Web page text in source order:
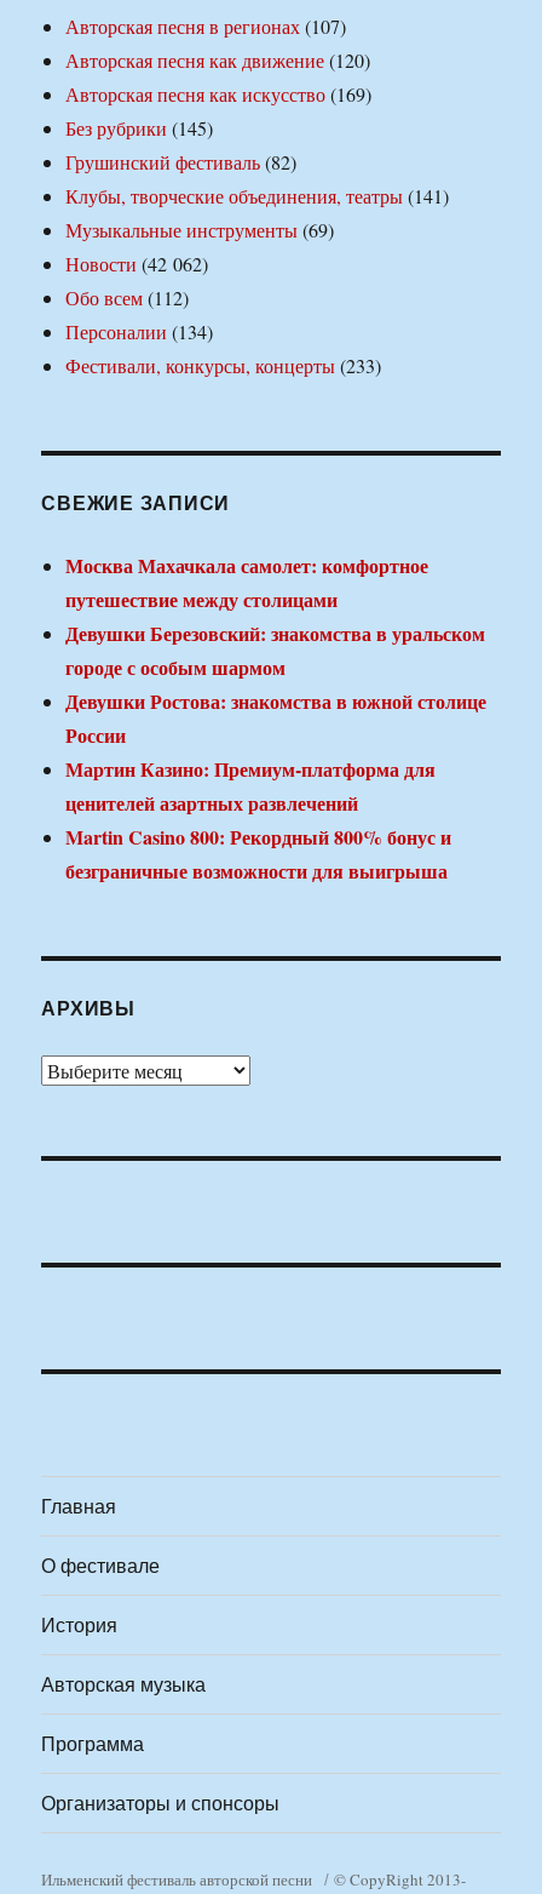
Авторская песня в регионах(107)
Авторская песня как движение(120)
Авторская песня как искусство(169)
Без рубрики (145)
Грушинский фестиваль(82)
Клубы, творческие объединения, театры(141)
Музыкальные инструменты(69)
Новости (42 062)
Обо всем(112)
Персоналии (134)
Фестивали, конкурсы, концерты(233)
СВЕЖИЕ ЗАПИСИ
Москва Махачкала самолет: комфортное
путешествие между столицами
Девушки Березовский: знакомства в уральском
городе с особым шармом
Девушки Ростова: знакомства в южной столице
России
Мартин Казино: Премиум-платформа для
ценителей азартных развлечений
Martin Casino 800: Рекордный 800% бонус и
безграничные возможности для выигрыша
АРХИВЫ
Архивы
Главная
О фестивале
История
Авторская музыка
Программа
Организаторы и спонсоры
Ильменский фестиваль авторской песни
© CopyRight 2013-